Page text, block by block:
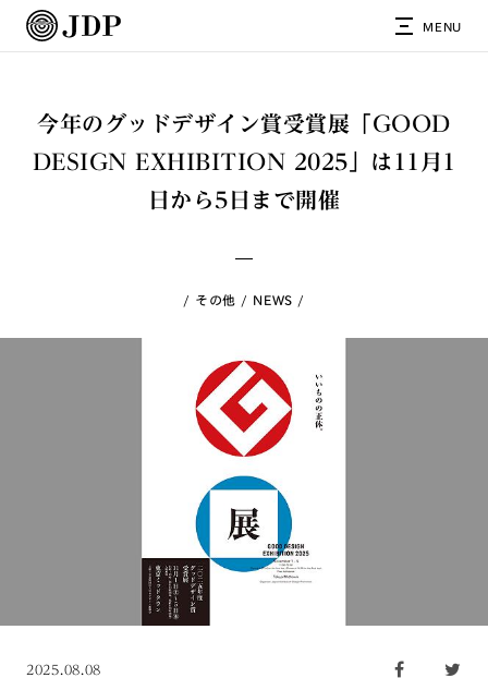
MENU
今年のグッドデザイン賞受賞展「GOOD
DESIGN EXHIBITION 2025」は11月1
日から5日まで開催
その他 NEWS
2025.08.08